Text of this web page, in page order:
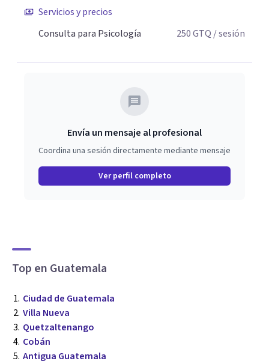
Servicios y precios
Consulta para Psicología
250GTQ / sesión
Envía un mensaje al profesional
Coordina una sesión directamente mediante mensaje
Ver perfil completo
Top en Guatemala
Ciudad de Guatemala
Villa Nueva
Quetzaltenango
Cobán
Antigua Guatemala